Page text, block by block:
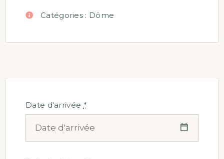
Catégories : Dôme
Date d'arrivée *